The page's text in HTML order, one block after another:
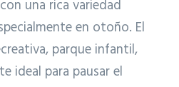
una rica variedad
en otoño. El
parque infantil,
ideal para pausar el